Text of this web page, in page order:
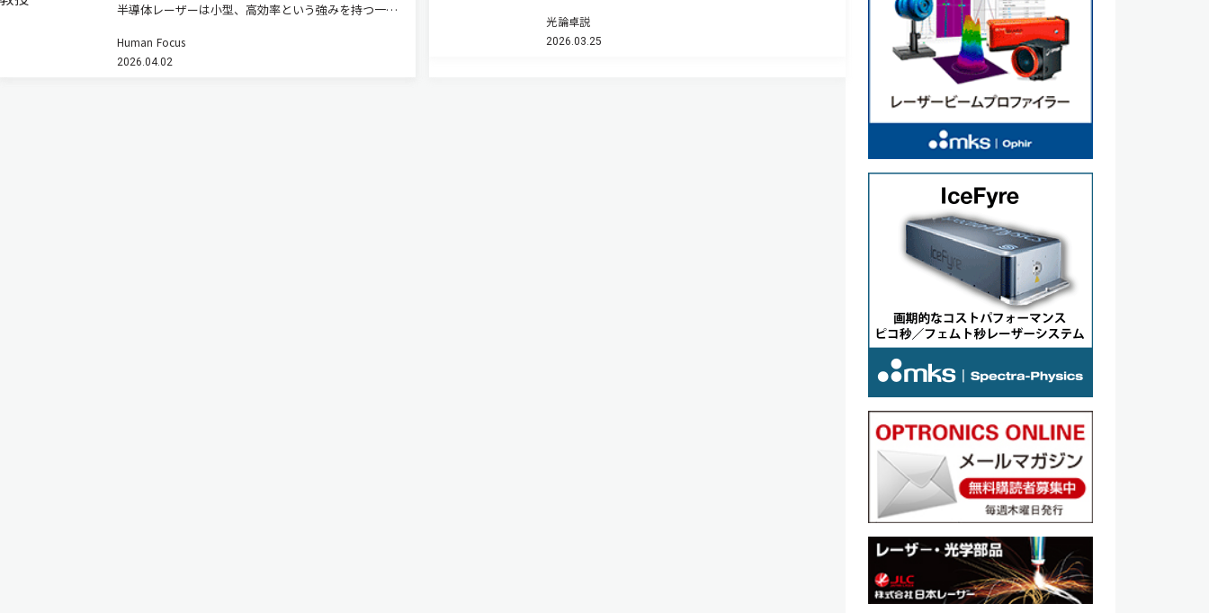
半導体レーザーは小型、高効率という強みを持つ一方
という壁があった。フォトニック結晶レーザーはその
常識を塗り替えつつある。その研究の先駆者である京
Human Focus
2026.04.02
and Exhibition）が開幕する。通信バブル崩壊後、存在
感を失っていた同…
光論卓説
2026.03.25